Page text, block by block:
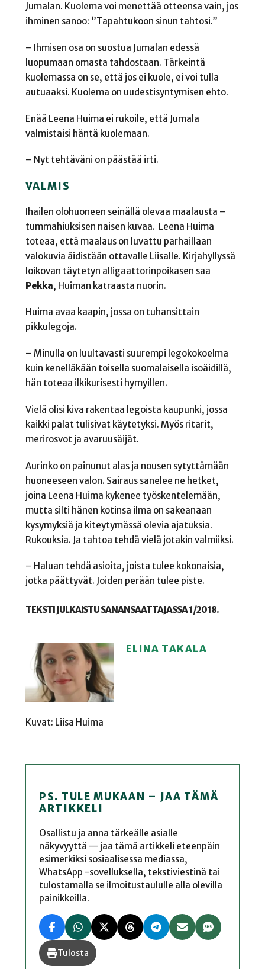
Jumalan. Kuolema voi menettää otteensa vain, jos
ihminen sanoo: ”Tapahtukoon sinun tahtosi.”
– Ihmisen osa on suostua Jumalan edessä
luopumaan omasta tahdostaan. Tärkeintä
kuolemassa on se, että jos ei kuole, ei voi tulla
autuaaksi. Kuolema on uudestisyntymisen ehto.
Enää Leena Huima ei rukoile, että Jumala
valmistaisi häntä kuolemaan.
– Nyt tehtäväni on päästää irti.
VALMIS
Ihailen olohuoneen seinällä olevaa maalausta –
tummahiuksisen naisen kuvaa. Leena Huima
toteaa, että maalaus on luvattu parhaillaan
valokuvia äidistään ottavalle Liisalle. Kirjahyllyssä
loikovan täytetyn alligaattorinpoikasen saa
Pekka, Huiman katraasta nuorin.
Huima avaa kaapin, jossa on tuhansittain
pikkulegoja.
– Minulla on luultavasti suurempi legokokoelma
kuin kenelläkään toisella suomalaisella isoäidillä,
hän toteaa ilkikurisesti hymyillen.
Vielä olisi kiva rakentaa legoista kaupunki, jossa
kaikki palat tulisivat käytetyksi. Myös ritarit,
merirosvot ja avaruusäijät.
Aurinko on painunut alas ja nousen sytyttämään
huoneeseen valon. Sairaus sanelee ne hetket,
joina Leena Huima kykenee työskentelemään,
mutta silti hänen kotinsa ilma on sakeanaan
kysymyksiä ja kiteytymässä olevia ajatuksia.
Rukouksia. Ja tahtoa tehdä vielä jotakin valmiiksi.
– Haluan tehdä asioita, joista tulee kokonaisia,
jotka päättyvät. Joiden perään tulee piste.
TEKSTI JULKAISTU SANANSAATTAJASSA 1/2018.
ELINA TAKALA
Kuvat: Liisa Huima
PS. TULE MUKAAN – JAA TÄMÄ
ARTIKKELI
Osallistu ja anna tärkeälle asialle
näkyvyyttä — jaa tämä artikkeli eteenpäin
esimerkiksi sosiaalisessa mediassa,
WhatsApp -sovelluksella, tekstiviestinä tai
tulostamalla se ilmoitustaululle alla olevilla
painikkeilla.
Tulosta